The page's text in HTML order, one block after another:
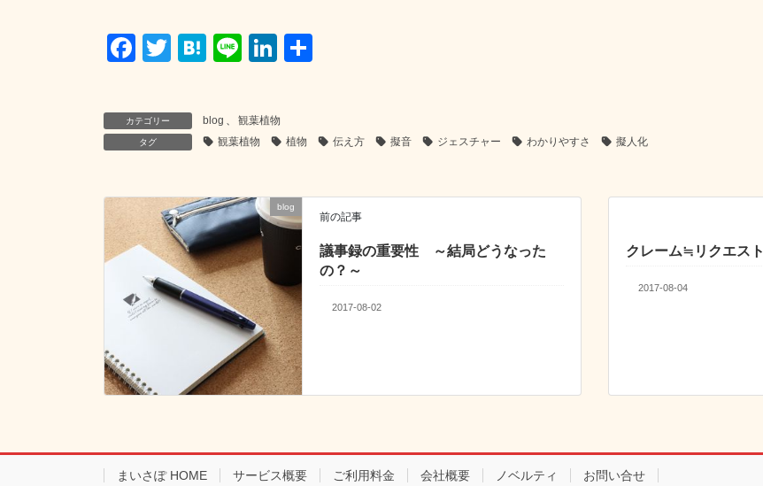
F
c
e
b
o
o
k
T
tt
er
H
n
Li
Li
e
n
カテゴリー blog 、 観葉植物
タグ 観葉植物 植物 伝え方 擬音 ジェスチャー わかりやすさ 擬人化
blog
前の記事
議事録の重要性 ～結局どうなった
の？～
2017-08-02
クレーム≒リクエスト
2017-08-04
まいさぽ HOME サービス概要 ご利用料金 会社概要 ノベルティ お問い合せ